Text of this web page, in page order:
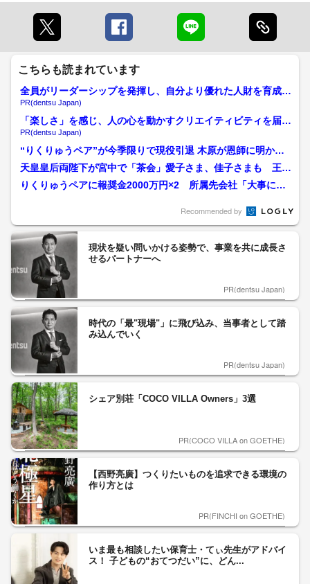
こちらも読まれています
全員がリーダーシップを発揮し、自分より優れた人財を育成す
る
PR(dentsu Japan)
「楽しさ」を感じ、人の心を動かすクリエイティビティを届け
る
PR(dentsu Japan)
“りくりゅうペア”が今季限りで現役引退 木原が恩師に明かし
ていた「やり切った感」...
天皇皇后両陛下が宮中で「茶会」愛子さま、佳子さまも 王貞
治さんや野沢雅子さんら招...
りくりゅうペアに報奨金2000万円×2 所属先会社「大事に使
Recommended by
現状を疑い問いかける姿勢で、事業を共に成長さ
せるパートナーへ
PR(dentsu Japan)
時代の「最"現場"」に飛び込み、当事者として踏
み込んでいく
PR(dentsu Japan)
シェア別荘「COCO VILLA Owners」3選
PR(COCO VILLA on GOETHE)
【西野亮廣】つくりたいものを追求できる環境の
作り方とは
PR(FINCHI on GOETHE)
いま最も相談したい保育士・てぃ先生がアドバイ
ス！ 子どもの“おてつだい”に、どん...